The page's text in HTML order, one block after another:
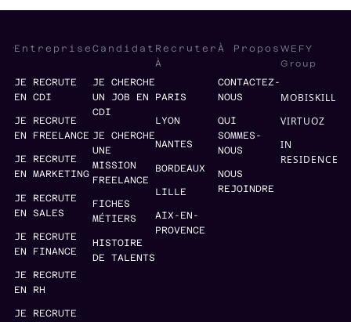
Entreprise
JE RECRUTE
EN CDI
JE RECRUTE
EN FREELANCE
JE RECRUTE
EN MARKETING
JE RECRUTE
EN SALES
JE RECRUTE
EN FINANCE
JE RECRUTE
EN RH
JE RECRUTE
Candidat
JE CHERCHE
UN JOB EN
CDI
JE CHERCHE
UNE
MISSION
FREELANCE
FICHES
MÉTIERS
HISTOIRE
DE TALENTS
Recruter
À
PARIS
LYON
NANTES
BORDEAUX
LILLE
AIX-EN-
PROVENCE
À Propos
CONTACTEZ-
NOUS
QUI
SOMMES-
NOUS
NOUS
REJOINDRE
WEFY
Group
MOBISKILL
VIRTUOZ
IN
RESIDENCE